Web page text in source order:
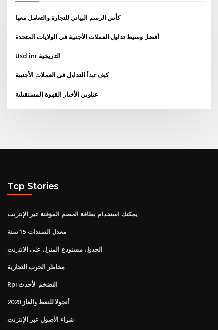
كأس الرسم البياني للتجارة والتعامل معها
أفضل وسيط تداول العملات الأجنبية في الولايات المتحدة
Usd inr التاريخية
كيف تبدأ التداول في العملات الأجنبية
عناوين الأخبار القهوة المستقبلية
Top Stories
يمكنك استخدام بطاقة الخصم المؤقتة عبر الإنترنت
معدل السندات 15 سنة
الجدول مستودع المنزل على الانترنت
مخاطر الحرب التجارية
Rpi التضخم الأحدث
أنجولا للنفط والغاز 2020
شراء الأصول عبر الإنترنت